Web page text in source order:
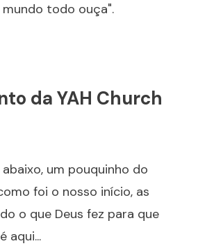
todo ouça".
da YAH Church
um pouquinho do
foi o nosso início, as
o que Deus fez para que
aqui...